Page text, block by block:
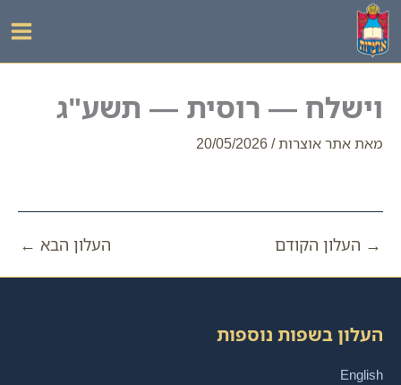
דילוג
לתוכן
וישלח — רוסית — תשע"ג
מאתאתר אוצרות/
20/05/2026
→ העלון הקודם העלון הבא ←
העלון בשפות נוספות
English